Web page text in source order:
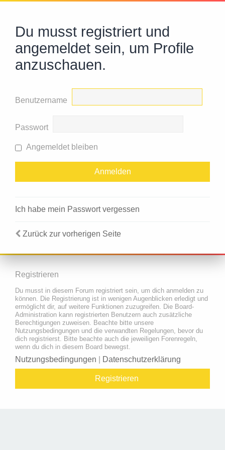
Du musst registriert und
angemeldet sein, um Profile
anzuschauen.
Benutzername
Passwort
Angemeldet bleiben
Ich habe mein Passwort vergessen
Zurück zur vorherigen Seite
Registrieren
Du musst in diesem Forum registriert sein, um dich anmelden zu
können. Die Registrierung ist in wenigen Augenblicken erledigt und
ermöglicht dir, auf weitere Funktionen zuzugreifen. Die Board-
Administration kann registrierten Benutzern auch zusätzliche
Berechtigungen zuweisen. Beachte bitte unsere
Nutzungsbedingungen und die verwandten Regelungen, bevor du
dich registrierst. Bitte beachte auch die jeweiligen Forenregeln,
wenn du dich in diesem Board bewegst.
Nutzungsbedingungen Datenschutzerklärung
Registrieren